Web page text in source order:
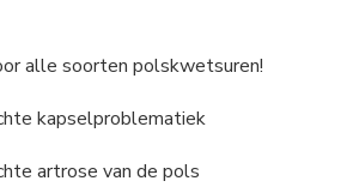
alle soorten polskwetsuren!
kapselproblematiek
artrose van de pols